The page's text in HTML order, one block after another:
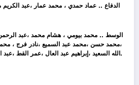
الدفاع .. عماد حمدي ، محمد عمار ،عبد
الوسط .. محمد بيومي ، هشام محمد ،عبد
،محمد حسن ،محمد عبد السميع ،نادر فرج ،
الله السعيد ،إبراهيم عبد العال ،عمر القط ،عبد الرحمن كتكوت ،إيريك تراوري.